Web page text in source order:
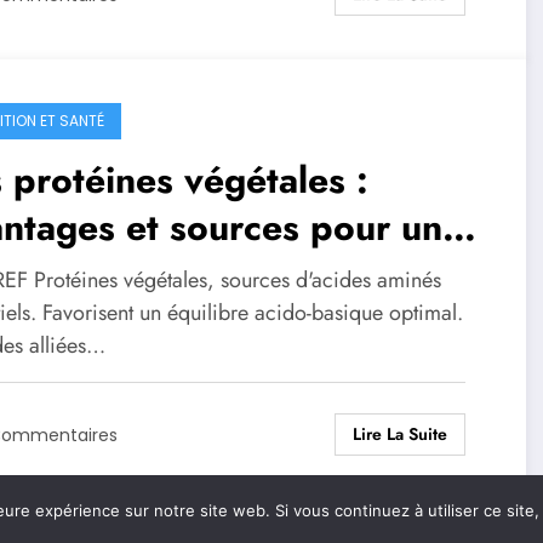
ET SANTÉ
protéines végétales :
et sources pour une
équilibrée
Protéines végétales, sources d'acides aminés
Favorisent un équilibre acido-basique optimal.
alliées…
Lire La Suite
expérience sur notre site web. Si vous continuez à utiliser ce